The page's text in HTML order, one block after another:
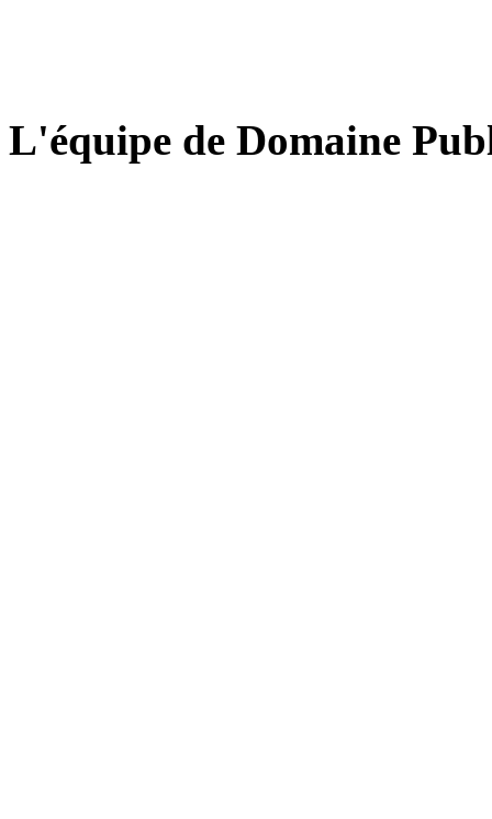
L'équipe de Domaine